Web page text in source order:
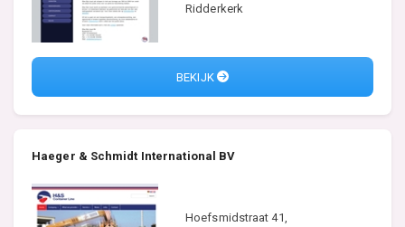
Ridderkerk
BEKIJK
Haeger & Schmidt International BV
Hoefsmidstraat 41,